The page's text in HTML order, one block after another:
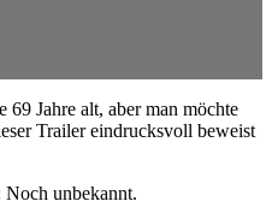
Jahre alt, aber man möchte
Trailer eindrucksvoll beweist
unbekannt.